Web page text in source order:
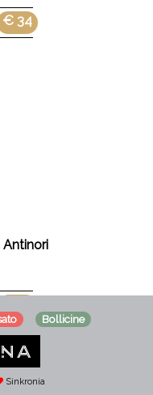
€ 34
Sinkronia
Bollicine
Sinkronia
Bollicine